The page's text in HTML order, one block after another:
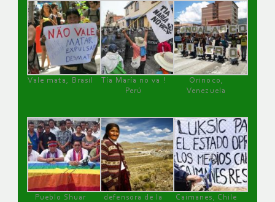
Vale mata, Brasil
Tía María no va !
Perú
Orinoco,
Venezuela
Pueblo Shuar defensora de la Caimanes, Chile